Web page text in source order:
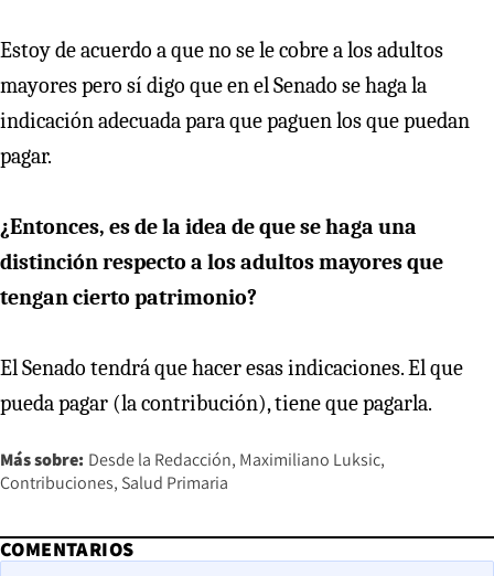
Estoy de acuerdo a que no se le cobre a los adultos
mayores pero sí digo que en el Senado se haga la
indicación adecuada para que paguen los que puedan
pagar.
¿Entonces, es de la idea de que se haga una
distinción respecto a los adultos mayores que
tengan cierto patrimonio?
El Senado tendrá que hacer esas indicaciones. El que
pueda pagar (la contribución), tiene que pagarla.
Más sobre: Desde la Redacción Maximiliano Luksic
Contribuciones Salud Primaria
COMENTARIOS